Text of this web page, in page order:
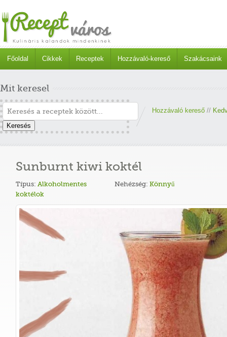
Főoldal Cikkek Receptek Hozzávaló-kereső Szakácsaink
Mit keresel
Keresés
Hozzávaló kereső //
Sunburnt kiwi koktél
Típus: Alkoholmentes
koktélok
Nehézség: Könnyű